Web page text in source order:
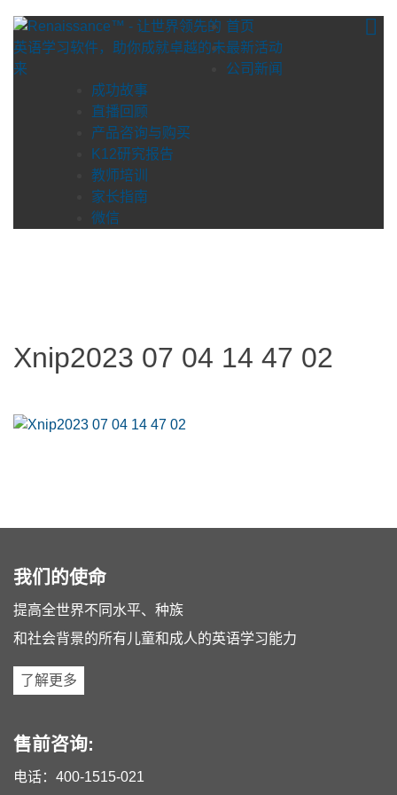
content
首页
最新活动
公司新闻
成功故事
直播回顾
产品咨询与购买
K12研究报告
教师培训
家长指南
微信
Xnip2023 07 04 14 47 02
我们的使命
提高全世界不同水平、种族
和社会背景的所有儿童和成人的英语学习能力
了解更多
售前咨询:
电话： 400-1515-021